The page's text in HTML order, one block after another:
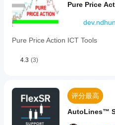
Pure Price
Pure Price Action ICT Tools
4.3 (3)
评分最高
AutoLines™